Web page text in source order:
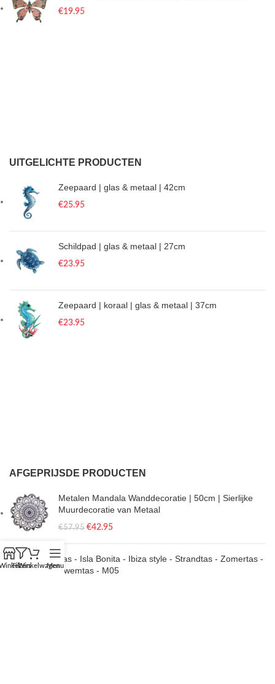
€19.95
UITGELICHTE PRODUCTEN
Zeepaard | glas & metaal | 42cm
€25.95
Schildpad | glas & metaal | 27cm
€23.95
Zeepaard | koraal | glas & metaal | 37cm
€23.95
AFGEPRIJSDE PRODUCTEN
Metalen Mandala Wanddecoratie | 50cm | Sierlijke
Muurdecoratie van Metaal
€57.95 €42.95
Tas - Isla Bonita - Ibiza style - Strandtas - Zomertas -
Zwemtas - M05
Filters
Winkelwagen
Menu